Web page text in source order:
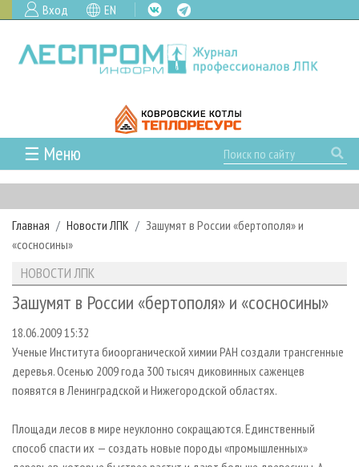
Вход EN
☰ Меню
ГЛАВНАЯ
РУБРИКИ И ТЕМЫ
РУБРИКИ ЖУРНАЛА
ЛЕСОЗАГОТОВКА
ЛЕСОПИЛЕНИЕ
ДЕРЕВООБРАБОТКА
СУШКА ДРЕВЕСИНЫ
ПРОИЗВОДСТВО ДРЕВЕСНЫХ ПЛИТ
ПРОИЗВОДСТВО МЕБЕЛИ
НОВОСТИ
НОВОСТИ ЛПК
НОВОСТИ ЖУРНАЛА
НОВОСТИ КОМПАНИЙ
ПРОЕКТЫ ЛПИ
АНАЛИТИКА
ПРЕДПРИЯТИЯ ЛПК
ЛЕСНЫЕ РЕГИОНЫ РОССИИ
ПЕРСОНЫ
МОБИЛЬНЫЕ ВЫСТАВКИ
ОФИЦИАЛЬНЫЕ ДЕЛЕГАЦИИ
ПРИОРИТЕТНЫЕ ИНВЕСТПРОЕКТЫ
АРХИВ ЖУРНАЛОВ
СТАТЬИ
ПОДПИСКА
КОНТАКТЫ
РЕКЛАМОДАТЕЛЯМ
РЕКЛАМА
РЕКЛАМА НА САЙТЕ
Главная Новости ЛПК
Зашумят в России «бертополя» и
«сосносины»
НОВОСТИ ЛПК
Зашумят в России «бертополя» и «сосносины»
18.06.2009 15:32
Ученые Института биоорганической химии РАН создали трансгенные
деревья. Осенью 2009 года 300 тысяч диковинных саженцев
появятся в Ленинградской и Нижегородской областях.
Площади лесов в мире неуклонно сокращаются. Единственный
способ спасти их — создать новые породы «промышленных»